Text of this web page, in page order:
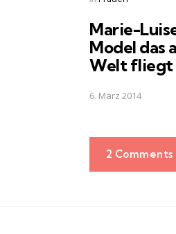
Marie-
Model das
Welt fliegt
6. März 2014
2 Comments